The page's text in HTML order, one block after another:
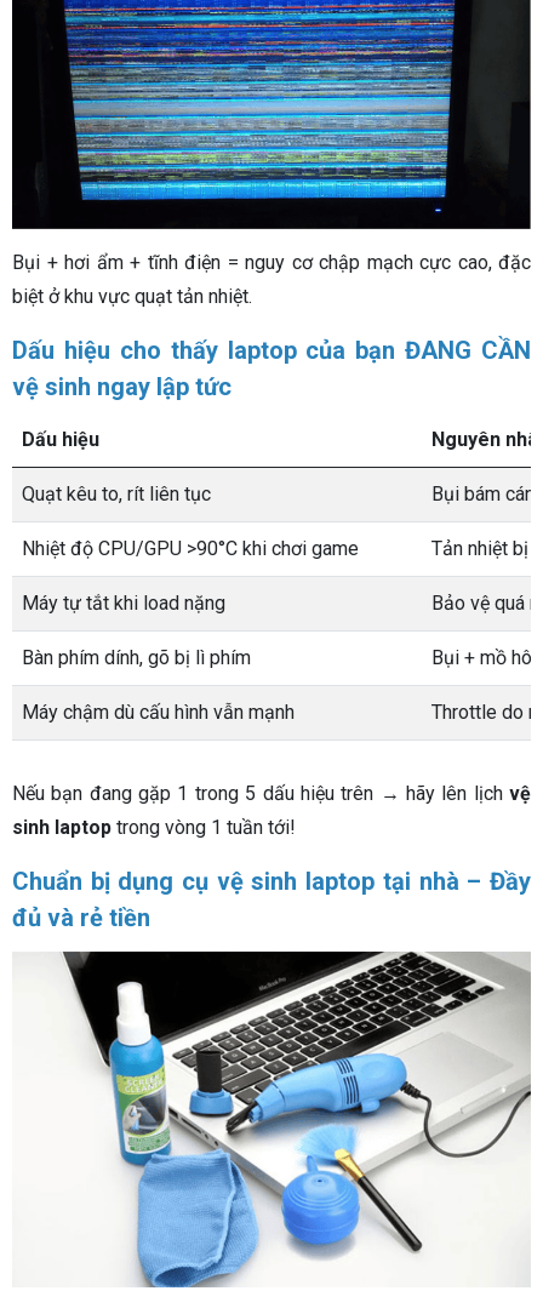
Bụi + hơi ẩm + tĩnh điện = nguy cơ chập mạch cực cao, đặc
biệt ở khu vực quạt tản nhiệt.
Dấu hiệu cho thấy laptop của bạn ĐANG CẦN
vệ sinh ngay lập tức
Dấu hiệu Nguyên
Quạt kêu to, rít liên tục Bụi bám
Nhiệt độ CPU/GPU >90°C khi chơi game Tản nhiệt bị
Máy tự tắt khi load nặng Bảo vệ quá
Bàn phím dính, gõ bị lì phím Bụi + mồ
Máy chậm dù cấu hình vẫn mạnh Throttle do
Nếu bạn đang gặp 1 trong 5 dấu hiệu trên → hãy lên lịch vệ
sinh laptop trong vòng 1 tuần tới!
Chuẩn bị dụng cụ vệ sinh laptop tại nhà – Đầy
đủ và rẻ tiền